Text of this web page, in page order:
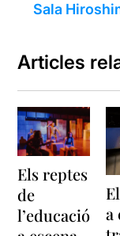
Sala
Articles
Els reptes
de
l’educació
a